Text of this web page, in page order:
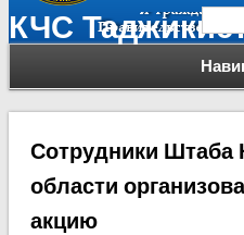
КЧС
Сотрудники Штаба
области
акцию